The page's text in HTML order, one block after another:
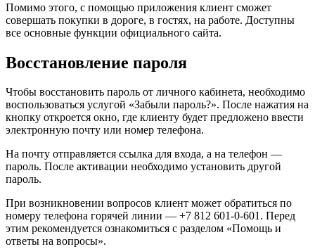
Помимо этого, с помощью приложения клиент сможет
совершать покупки в дороге, в гостях, на работе. Доступны
все основные функции официального сайта.
Восстановление пароля
Чтобы восстановить пароль от личного кабинета, необходимо
воспользоваться услугой «Забыли пароль?». После нажатия на
кнопку откроется окно, где клиенту будет предложено ввести
электронную почту или номер телефона.
На почту отправляется ссылка для входа, а на телефон —
пароль. После активации необходимо установить другой
пароль.
При возникновении вопросов клиент может обратиться по
номеру телефона горячей линии — +7 812 601-0-601. Перед
этим рекомендуется ознакомиться с разделом «Помощь и
ответы на вопросы».